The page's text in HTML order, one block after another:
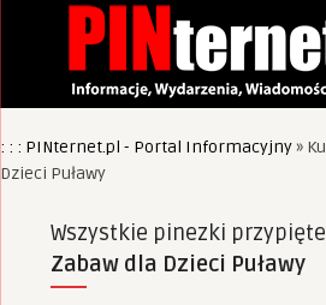
: : : PINternet.pl - Portal Informacyjny»
Dzieci Puławy
Wszystkie pinezki
Zabaw dla Dzieci Puławy